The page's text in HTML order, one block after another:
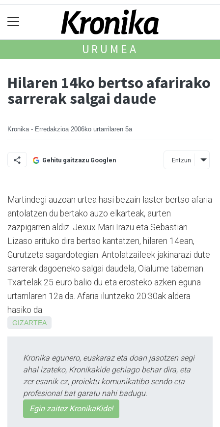
URUMEA
Hilaren 14ko bertso afarirako
sarrerak salgai daude
Kronika - Erredakzioa 2006ko urtarrilaren 5a
Gehitu gaitzazu Googlen Entzun
Martindegi auzoan urtea hasi bezain laster bertso afaria
antolatzen du bertako auzo elkarteak, aurten
zazpigarren aldiz. Jexux Mari Irazu eta Sebastian
Lizaso arituko dira bertso kantatzen, hilaren 14ean,
Gurutzeta sagardotegian. Antolatzaileek jakinarazi dute
sarrerak dagoeneko salgai daudela, Oialume tabernan.
Txartelak 25 euro balio du eta erosteko azken eguna
urtarrilaren 12a da. Afaria iluntzeko 20:30ak aldera
hasiko da.
GIZARTEA
Kronika egunero, euskaraz eta doan jasotzen segi
ahal izateko, Kronikakide gehiago behar dira, eta
zer esanik ez, proiektu komunikatibo sendo eta
profesional bat garatu nahi badugu.
Egin zaitez KronikaKide!